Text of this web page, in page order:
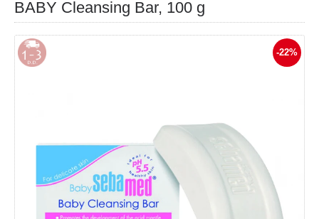
BABY Cleansing Bar, 100 g
-22%